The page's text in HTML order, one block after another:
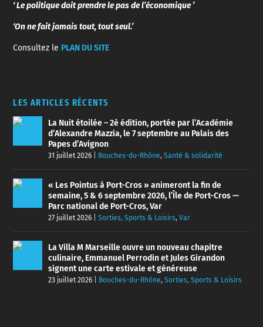
‘ Le politique doit prendre le pas de l’économique ’
‘On ne fait jamais tout, tout seul.’
Consultez le PLAN DU SITE
LES ARTICLES RÉCENTS
La Nuit étoilée – 2è édition, portée par l’Académie
d’Alexandre Mazzia, le 7 septembre au Palais des
Papes d’Avignon
31 juillet 2026 Bouches-du-Rhône,Santé & solidarité
« Les Pointus à Port-Cros » animeront la fin de
semaine, 5 & 6 septembre 2026, l’Île de Port-Cros —
Parc national de Port-Cros, Var
27 juillet 2026 |Sorties, Sports & Loisirs,Var
La Villa M Marseille ouvre un nouveau chapitre
culinaire, Emmanuel Perrodin et Jules Girandon
signent une carte estivale et généreuse
23 juillet 2026 Bouches-du-Rhône,Sorties, Sports & Loisirs